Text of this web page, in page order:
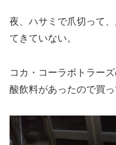
夜、ハサミで爪切って
てきていない。
コカ・コーラボトラー
酸飲料があったので買